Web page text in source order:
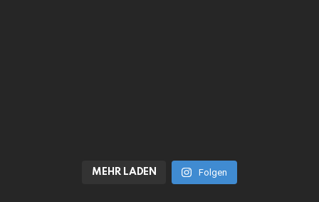
MEHR LADEN Folgen